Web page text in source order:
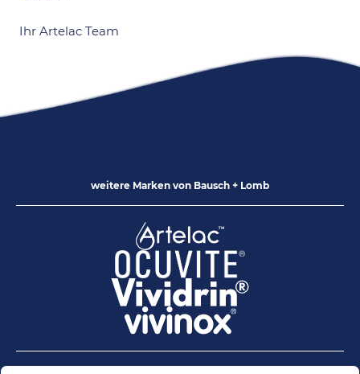
Ihr Artelac Team
weitere Marken von Bausch + Lomb